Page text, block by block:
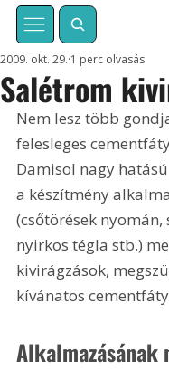
Salétrom
2009. okt. 29. 1 perc olvasás
Nem lesz több
felesleges
Damisol nagy
a készítmény
(csőtörések
nyirkos tégla stb.)
kivirágzások,
kívánatos
Alkalmazásának